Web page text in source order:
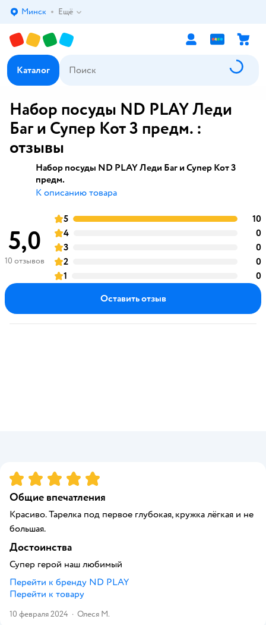
Выбор адреса доставки.
Минск Ещё
Каталог
Набор посуды ND PLAY Леди
Баг и Супер Кот 3 предм. :
отзывы
Набор посуды ND PLAY Леди Баг и Супер Кот 3
предм.
К описанию товара
Рейтинг:5
Общие впечатления
Красиво. Тарелка под первое глубокая, кружка лёгкая и не
большая.
Достоинства
Супер герой наш любимый
Перейти к бренду ND PLAY
Перейти к товару
10 февраля 2024 · Олеся М.
5,0
10 отзывов
оценка
5 10
оценка
4 0
оценка
3 0
оценка
2 0
оценка
1 0
Оставить отзыв